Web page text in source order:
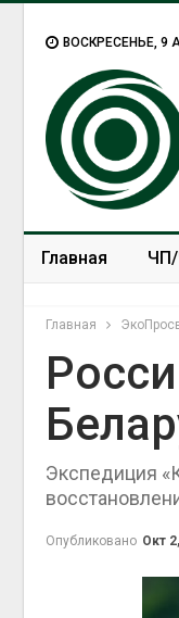
ВОСКРЕСЕНЬЕ, 9
Главная
Главная
Экспедиция
Опубликовано Окт